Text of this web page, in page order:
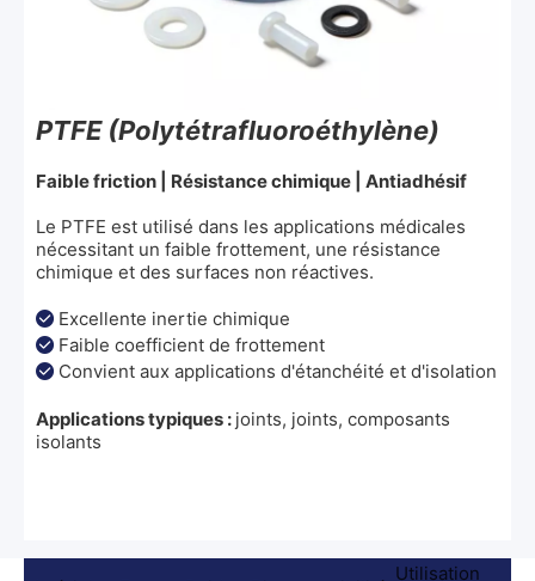
PTFE (Polytétrafluoroéthylène)
Faible friction | Résistance chimique | Antiadhésif
Le PTFE est utilisé dans les applications médicales
nécessitant un faible frottement, une résistance
chimique et des surfaces non réactives.
 Excellente inertie chimique
 Faible coefficient de frottement
 Convient aux applications d'étanchéité et d'isolation
Applications typiques : joints, joints, composants
isolants
Utilisation